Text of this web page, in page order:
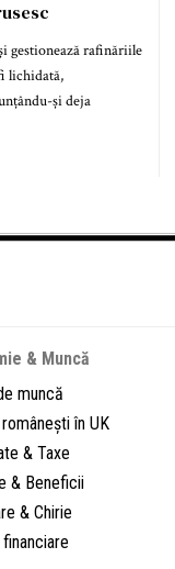
gestionează rafinăriile
lichidată,
și deja
& Muncă
muncă
în UK
& Taxe
& Beneficii
& Chirie